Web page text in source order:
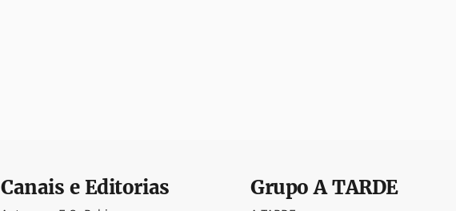
Canais e Editorias GrupoA TARDE